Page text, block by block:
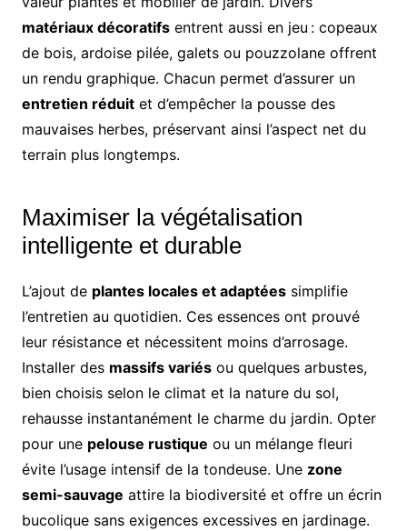
matériaux décoratifsentrent aussi en jeu : copeaux
de bois, ardoise pilée, galets ou pouzzolane offrent
un rendu graphique. Chacun permet d’assurer un
entretien réduitet d’empêcher la pousse des
mauvaises herbes, préservant ainsi l’aspect net du
terrain plus longtemps.
Maximiser la végétalisation
intelligente et durable
L’ajout de plantes locales et adaptéessimplifie
l’entretien au quotidien. Ces essences ont prouvé
leur résistance et nécessitent moins d’arrosage.
Installer des massifs variésou quelques arbustes,
bien choisis selon le climat et la nature du sol,
rehausse instantanément le charme du jardin. Opter
pour une pelouse rustique ou un mélange fleuri
évite l’usage intensif de la tondeuse. Une zone
semi-sauvage attire la biodiversité et offre un écrin
bucolique sans exigences excessives en jardinage.